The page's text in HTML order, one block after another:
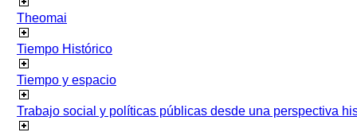
Theomai
Tiempo Histórico
Tiempo y espacio
Trabajo social y políticas públicas desde una perspectiva